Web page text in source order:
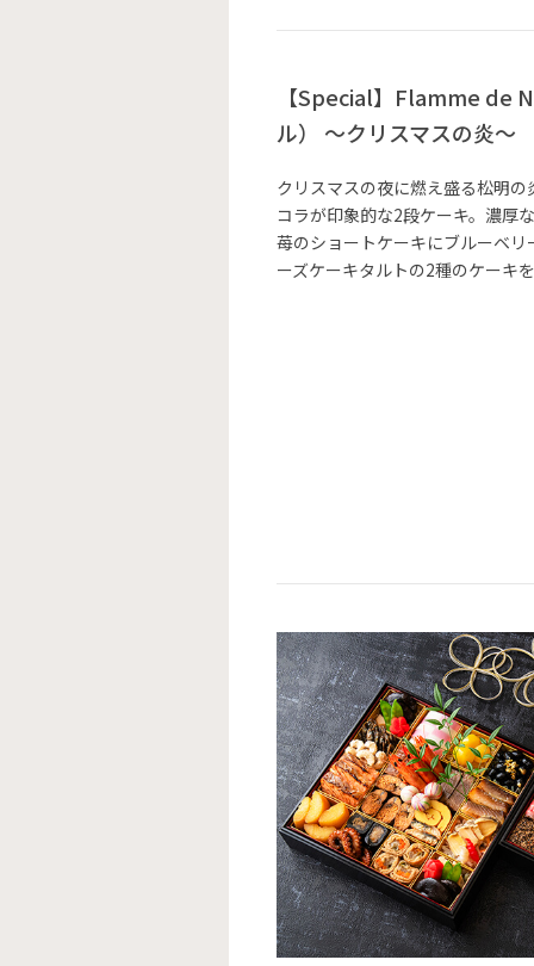
【Special】Flamme de
ル） ～クリスマスの炎
クリスマスの夜に燃え盛る松明
コラが印象的な2段ケーキ。濃厚
苺のショートケーキにブルーベ
ーズケーキタルトの2種のケーキ